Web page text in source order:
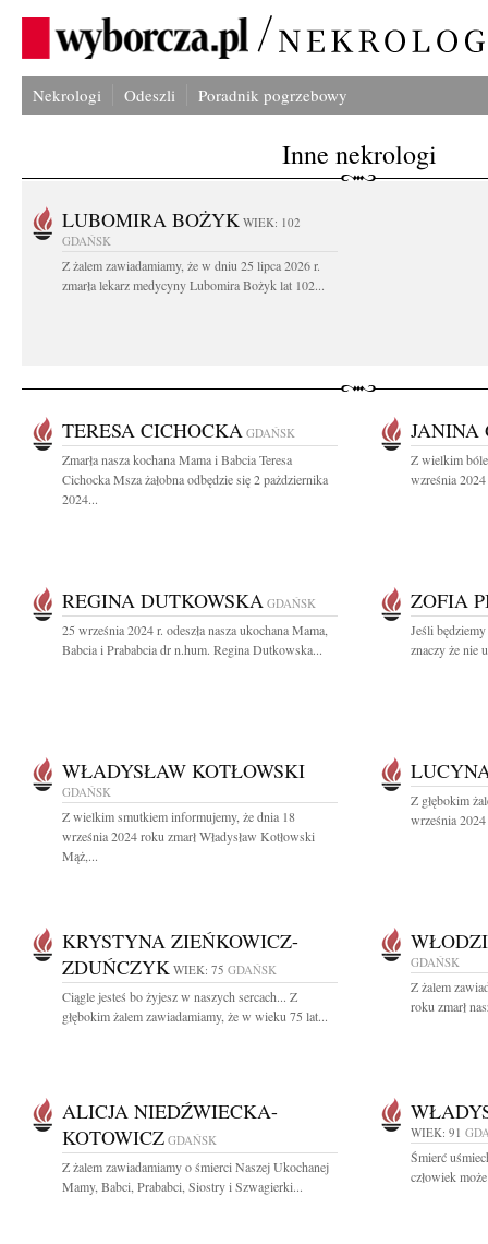
Nekrologi Odeszli Poradnik pogrzebowy
Inne nekrologi
LUBOMIRA BOŻYK WIEK: 102
GDAŃSK
Z żalem zawiadamiamy, że w dniu 25 lipca 2026 r.
zmarła lekarz medycyny Lubomira Bożyk lat 102...
TERESA CICHOCKA GDAŃSK
Zmarła nasza kochana Mama i Babcia Teresa
Cichocka Msza żałobna odbędzie się 2 pażdziernika
2024...
JANINA
Z wielkim
wzreśnia 2024
REGINA DUTKOWSKA GDAŃSK
25 września 2024 r. odeszła nasza ukochana Mama,
Babcia i Prababcia dr n.hum. Regina Dutkowska...
ZOFIA
Jeśli
znaczy że nie
WŁADYSŁAW KOTŁOWSKI
GDAŃSK
Z wielkim smutkiem informujemy, że dnia 18
września 2024 roku zmarł Władysław Kotłowski
Mąż,...
Z głębokim
września 2024
KRYSTYNA ZIEŃKOWICZ-
ZDUŃCZYK WIEK: 75 GDAŃSK
Ciągle jesteś bo żyjesz w naszych sercach... Z
głębokim żalem zawiadamiamy, że w wieku 75 lat...
GDAŃSK
Z żalem
roku zmarł
ALICJA NIEDŹWIECKA-
KOTOWICZ GDAŃSK
Z żalem zawiadamiamy o śmierci Naszej Ukochanej
Mamy, Babci, Prababci, Siostry i Szwagierki...
WIEK: 91
Śmierć
człowiek